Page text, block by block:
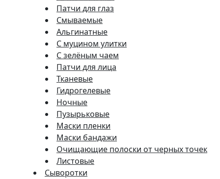
Патчи для глаз
Смываемые
Альгинатные
С муцином улитки
С зелёным чаем
Патчи для лица
Тканевые
Гидрогелевые
Ночные
Пузырьковые
Маски пленки
Маски бандажи
Очищающие полоски от черных точек
Листовые
Сыворотки